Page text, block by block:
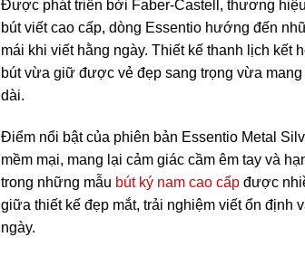
Được phát triển bởi Faber-Castell, thương
bút viết cao cấp, dòng Essentio hướng đến
mái khi viết hằng ngày. Thiết kế thanh lịch kết
bút vừa giữ được vẻ đẹp sang trọng vừa
dài.
Điểm nổi bật của phiên bản Essentio Metal
mềm mại, mang lại cảm giác cầm êm tay và
trong những mẫu bút ký nam cao cấp được
giữa thiết kế đẹp mắt, trải nghiệm viết ổn định
ngày.